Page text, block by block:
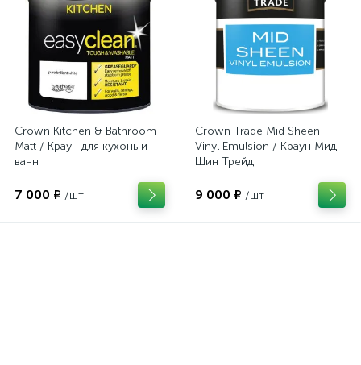
Crown Kitchen & Bathroom
Matt / Краун для кухонь и
ванн
7 000 ₽ /шт
Crown Trade Mid Sheen
Vinyl Emulsion / Краун Мид
Шин Трейд
9 000 ₽ /шт